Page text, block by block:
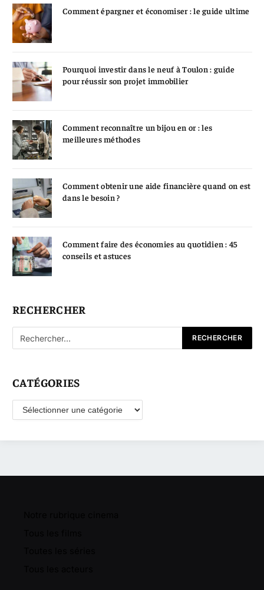
Comment épargner et économiser : le guide ultime
Pourquoi investir dans le neuf à Toulon : guide
pour réussir son projet immobilier
Comment reconnaître un bijou en or : les
meilleures méthodes
Comment obtenir une aide financière quand on est
dans le besoin ?
Comment faire des économies au quotidien : 45
conseils et astuces
RECHERCHER
CATÉGORIES
Catégories